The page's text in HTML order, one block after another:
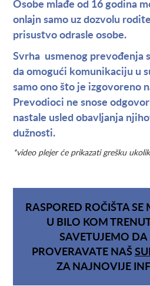
Osobe mlađe od 16 godina
onlajn samo uz dozvolu
prisustvo odrasle osobe.
Svrha usmenog prevođenja
da omogući komunikaciju u
samo ono što je izgovoreno
Prevodioci ne snose
nastale usled obavljanja
dužnosti.
*video plejer će prikazati grešku
RASPORED ROČIŠTA
U BILO KOM
SAVETUJEMO
PROVERAVATE NAŠ
ZA NAJNOVIJE